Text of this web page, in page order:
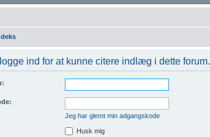
ind for at kunne citere indlæg i dette forum.
Jeg har glemt min adgangskode
Husk mig